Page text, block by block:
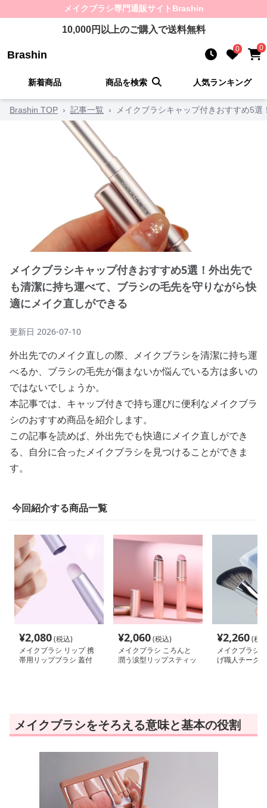
メイクブラシ専門通販サイト Brashin
10,000円以上のご購入で送料無料
Brashin 0 0
新着商品 商品を検索 人気ランキング
Brashin TOP › 記事一覧 › メイクブラシキャップ付きおすすめ5
メイクブラシキャップ付きおすすめ5選！外出先で
も清潔に持ち運べて、ブラシの毛先を守りながら快
適にメイク直しができる
更新日 2026-07-10
外出先でのメイク直しの際、メイクブラシを清潔に持ち運
べるか、ブラシの毛先が傷まないか悩んでいる方は多いの
ではないでしょうか。
本記事では、キャップ付きで持ち運びに便利なメイクブラ
シのおすすめ商品を紹介します。
この記事を読めば、外出先でも快適にメイク直しができ
る、自分に合ったメイクブラシを見つけることができま
す。
今回紹介する商品一覧
¥2,080(税込)
メイクブラシ リップ 携
帯用リップブラシ 蓋付
¥2,060(税込)
メイクブラシ ころんと
潤う涙型リップスティッ
¥2,260(税
メイクブラシ
げ職人チーク
メイクブラシをそろえる意味と基本の役割